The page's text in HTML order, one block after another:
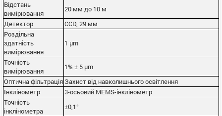
Відстань
вимірювання
20 мм до 10 м
Детектор
CCD, 29 мм
Роздільна
здатність
вимірювання
1 µm
Точність
вимірювання
1% ± 5 µm
Оптична фільтраціяЗахист від навколишнього освітлення
Інклінометр
3-осьовий MEMS-інклінометр
Точність
інклінометра
±0,1°